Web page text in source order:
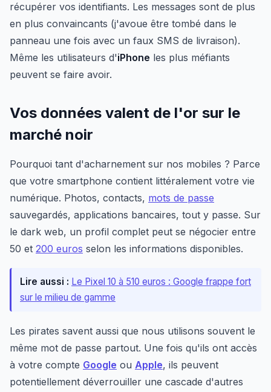
récupérer vos identifiants. Les messages sont de plus
en plus convaincants (j'avoue être tombé dans le
panneau une fois avec un faux SMS de livraison).
Même les utilisateurs d'iPhone les plus méfiants
peuvent se faire avoir.
Vos données valent de l'or sur le
marché noir
Pourquoi tant d'acharnement sur nos mobiles ? Parce
que votre smartphone contient littéralement votre vie
numérique. Photos, contacts, mots de passe
sauvegardés, applications bancaires, tout y passe. Sur
le dark web, un profil complet peut se négocier entre
50 et 200 euros selon les informations disponibles.
Lire aussi : Le Pixel 10 à 510 euros : Google frappe fort
sur le milieu de gamme
Les pirates savent aussi que nous utilisons souvent le
même mot de passe partout. Une fois qu'ils ont accès
à votre compte Google ou Apple, ils peuvent
potentiellement déverrouiller une cascade d'autres